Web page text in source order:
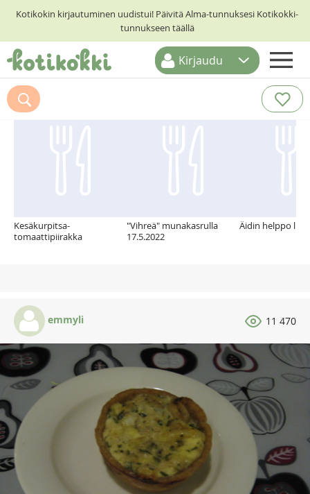
Kotikokin kirjautuminen uudistui! Päivitä Alma-tunnuksesi Kotikokki-
tunnukseen täällä
ETUSIVU
RESEPTIHAKU
Kirjaudu
Suosittelemme myös
Kesäkurpitsa-
tomaattipiirakka
"Vihreä" munakasrulla
17.5.2022
Äidin helppo
emmyli 11 470